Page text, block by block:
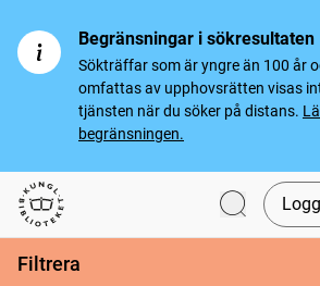
Begränsningar i sökresultaten
Sökträffar som är yngre än 100 år
omfattas av upphovsrätten visas
tjänsten när du söker på distans.
begränsningen.
Svenska tidningar
Filtrera